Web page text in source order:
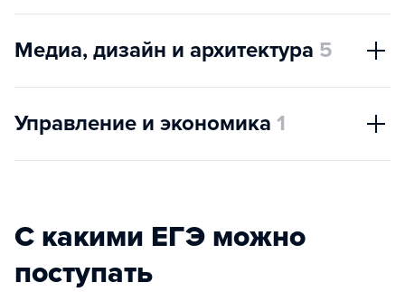
Медиа, дизайн и архитектура 5
Управление и экономика 1
С какими ЕГЭ можно
поступать